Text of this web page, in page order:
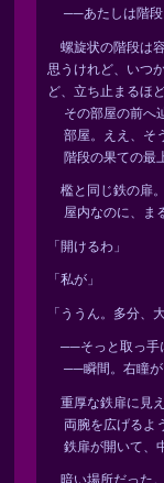
──あたしは階段
螺旋状の階段は
思うけれど、いつ
ど、立ち止まるほ
その部屋の前へ
部屋。ええ、そ
階段の果ての最
檻と同じ鉄の扉。
屋内なのに、ま
「開けるわ」
「私が」
「ううん。多分、
──そっと取っ手
──瞬間。右瞳が
重厚な鉄扉に見
両腕を広げるよ
鉄扉が開いて、
暗い場所だった。